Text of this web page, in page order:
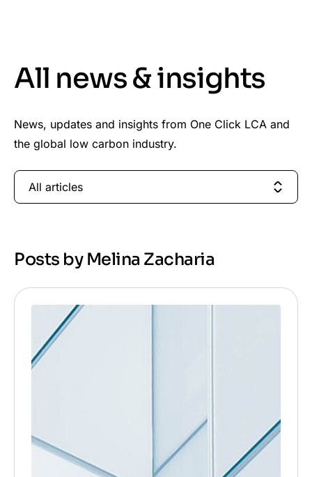
All news & insights
News, updates and insights from One Click LCA and
the global low carbon industry.
All articles
Posts by Melina Zacharia